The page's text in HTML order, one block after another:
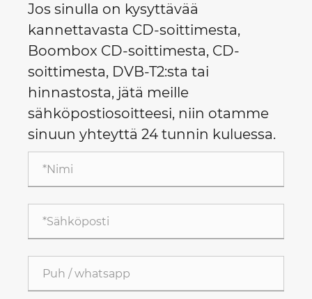
Jos sinulla on kysyttävää
kannettavasta CD-soittimesta,
Boombox CD-soittimesta, CD-
soittimesta, DVB-T2:sta tai
hinnastosta, jätä meille
sähköpostiosoitteesi, niin otamme
sinuun yhteyttä 24 tunnin kuluessa.